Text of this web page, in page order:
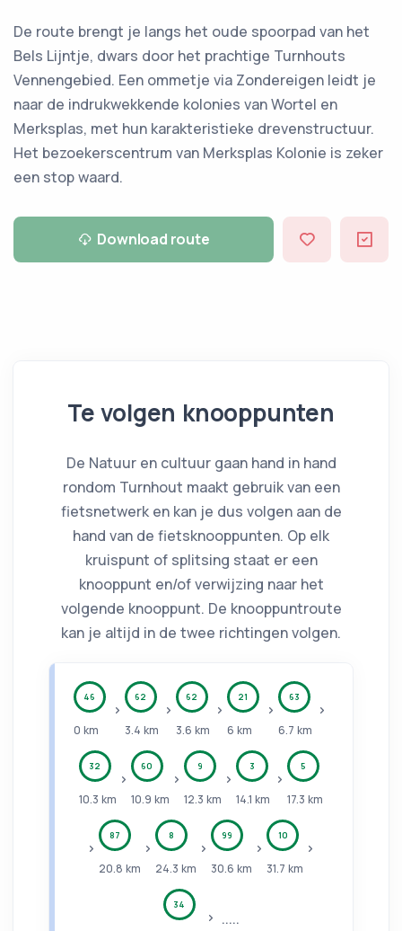
De route brengt je langs het oude spoorpad van het
Bels Lijntje, dwars door het prachtige Turnhouts
Vennengebied. Een ommetje via Zondereigen leidt je
naar de indrukwekkende kolonies van Wortel en
Merksplas, met hun karakteristieke drevenstructuur.
Het bezoekerscentrum van Merksplas Kolonie is zeker
een stop waard.
Download route
Te volgen knooppunten
De Natuur en cultuur gaan hand in hand
rondom Turnhout maakt gebruik van een
fietsnetwerk en kan je dus volgen aan de
hand van de fietsknooppunten. Op elk
kruispunt of splitsing staat er een
knooppunt en/of verwijzing naar het
volgende knooppunt. De knooppuntroute
kan je altijd in de twee richtingen volgen.
46
0 km
62
3.4 km
62
3.6 km
21
6 km
63
6.7 km
32
10.3 km
60
10.9 km
9
12.3 km
3
14.1 km
5
17.3 km
87
20.8 km
8
24.3 km
99
30.6 km
10
31.7 km
34
.....